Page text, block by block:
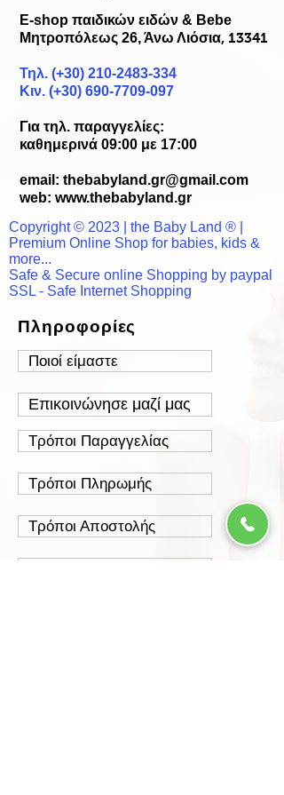
E-shop παιδικών ειδών & Bebe
Μητροπόλεως 26, Άνω Λιόσια, 13341
Τηλ. (+30) 210-2483-334
Κιν. (+30) 690-7709-097
Για τηλ. παραγγελίες:
καθημερινά 09:00 με 17:00
email: thebabyland.gr@gmail.com
web: www.thebabyland.gr
Copyright © 2023 | the Baby Land ® |
Premium Online Shop for babies, kids &
more...
Safe & Secure online Shopping by paypal
SSL - Safe Internet Shopping
Πληροφορίες
Ποιοί είμαστε
Επικοινώνησε μαζί μας
Τρόποι Παραγγελίας
Τρόποι Πληρωμής
Τρόποι Αποστολής